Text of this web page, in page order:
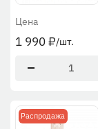
Цена
1 990₽/шт.
Распродажа